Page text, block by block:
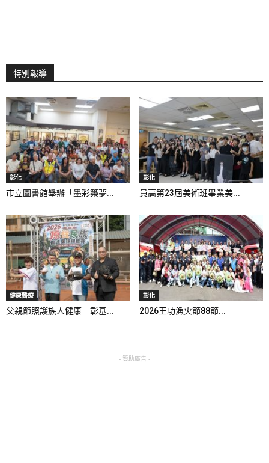
特別報導
彰化
市立圖書館舉辦「墨彩築夢...
彰化
員高第23屆美術班畢業美...
健康醫療
父親節照護族人健康 彰基...
彰化
2026王功漁火節88節...
- 贊助廣告 -